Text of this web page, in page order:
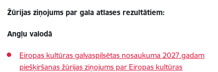
Žūrijas ziņojums par gala atlases rezultātiem:
Angļu valodā
Eiropas kultūras galvaspilsētas nosaukuma 2027.gadam
piešķiršanas žūrijas ziņojums par Eiropas kultūras